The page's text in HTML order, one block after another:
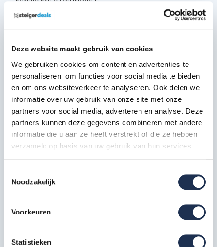
Deze website maakt gebruik van cookies
We gebruiken cookies om content en advertenties te
personaliseren, om functies voor social media te bieden
en om ons websiteverkeer te analyseren. Ook delen we
informatie over uw gebruik van onze site met onze
partners voor social media, adverteren en analyse. Deze
partners kunnen deze gegevens combineren met andere
informatie die u aan ze heeft verstrekt of die ze hebben
verzameld op basis van uw gebruik van hun services.
Noodzakelijk
Voorkeuren
Statistieken
VGS veiligheidsgarantie
Nederlandse warenwet
Europese EN 131 norm
TÜV certificaat
EN 1004-1 class 3
EN 1004-2
Deze samenstelling bestaat uit:
Opbouwframe breed 135-28-7
Wielstaander met wiel 200 mm